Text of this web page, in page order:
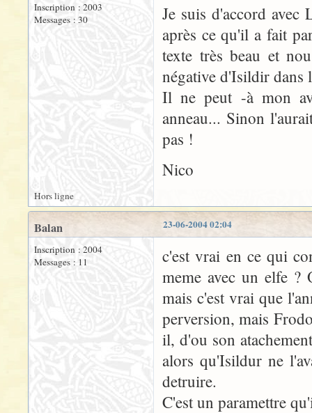
Inscription : 2003
Messages : 30
Je suis d'accord
après ce qu'il a fait
texte très beau et
négative d'Isildir dans
Il ne peut -à mon
anneau... Sinon
pas !
Nico
Hors ligne
23-06-2004 02:04
Balan
Inscription : 2004
Messages : 11
c'est vrai en ce qui
meme avec un elfe ?
mais c'est vrai que
perversion, mais
il, d'ou son
alors qu'Isildur ne
detruire.
C'est un paramettre